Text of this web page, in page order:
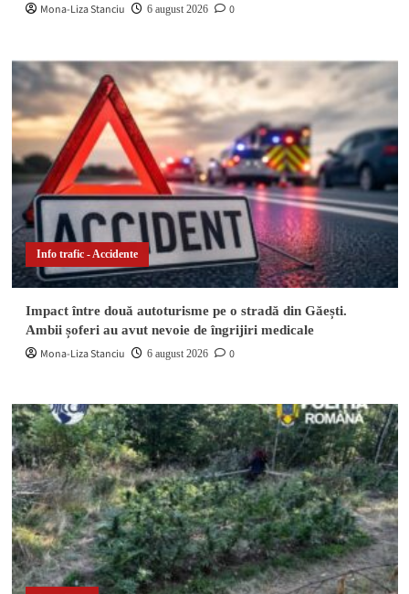
Mona-Liza Stanciu 6 august 2026 0
Info trafic - Accidente
Impact între două autoturisme pe o stradă din Găești.
Ambii șoferi au avut nevoie de îngrijiri medicale
Mona-Liza Stanciu 6 august 2026 0